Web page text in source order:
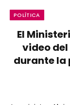
POLÍTICA
El
video
durante la